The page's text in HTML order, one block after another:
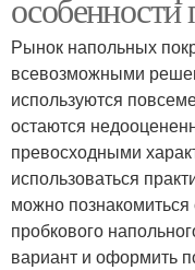
Рынок напольных
всевозможными
используются
остаются
превосходными
использоваться
можно
пробкового
вариант и оформить